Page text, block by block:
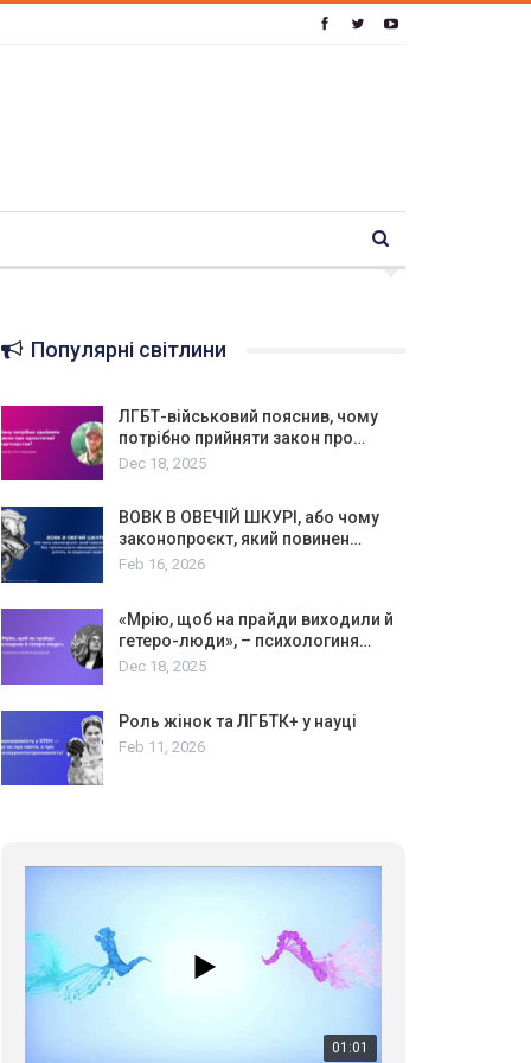
Популярні світлини
ЛГБТ-військовий пояснив, чому
потрібно прийняти закон про…
Dec 18, 2025
ВОВК В ОВЕЧІЙ ШКУРІ, або чому
законопроєкт, який повинен…
Feb 16, 2026
«Мрію, щоб на прайди виходили й
гетеро-люди», – психологиня…
Dec 18, 2025
Роль жінок та ЛГБТК+ у науці
Feb 11, 2026
5/17/2020
містах та не можемо зустрінеться, ми разом. Ми
підрозділи ГАУ є в 16 областях України.
Разом наш голос лунає гучніше!